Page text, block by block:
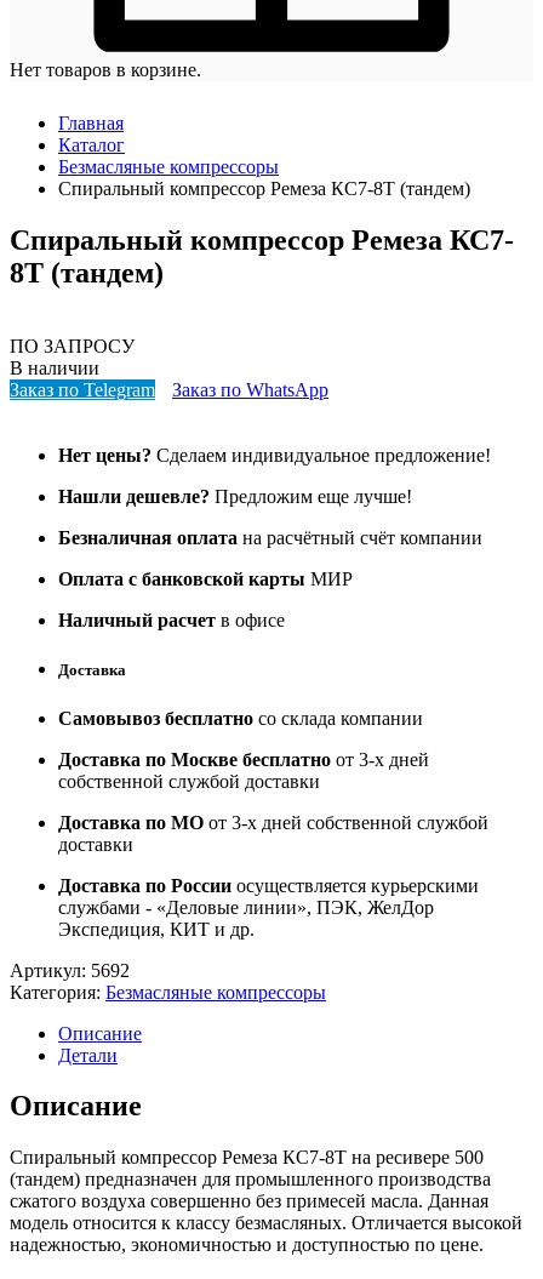
Нет товаров в корзине.
Главная
Каталог
Безмасляные компрессоры
Спиральный компрессор Ремеза КС7-8Т (тандем)
Спиральный компрессор Ремеза КС7-
8Т (тандем)
ПО ЗАПРОСУ
В наличии
Заказ по Telegram
Заказ по WhatsApp
Нет цены? Сделаем индивидуальное предложение!
Нашли дешевле? Предложим еще лучше!
Безналичная оплата на расчётный счёт компании
Оплата с банковской карты МИР
Наличный расчет в офисе
Доставка
Самовывоз бесплатно со склада компании
Доставка по Москве бесплатно от 3-х дней
собственной службой доставки
Доставка по МО от 3-х дней собственной службой
доставки
Доставка по России осуществляется курьерскими
службами - «Деловые линии», ПЭК, ЖелДор
Экспедиция, КИТ и др.
Артикул: 5692
Категория: Безмасляные компрессоры
Описание
Детали
Описание
Спиральный компрессор Ремеза КС7-8Т на ресивере 500
(тандем) предназначен для промышленного производства
сжатого воздуха совершенно без примесей масла. Данная
модель относится к классу безмасляных. Отличается высокой
надежностью, экономичностью и доступностью по цене.